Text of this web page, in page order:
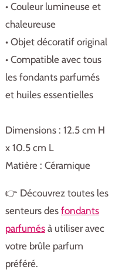
• Couleur lumineuse et
chaleureuse
• Objet décoratif original
• Compatible avec tous
les fondants parfumés
et huiles essentielles
Dimensions : 12.5 cm H
x 10.5 cm L
Matière : Céramique
👉 Découvrez toutes les
senteurs des fondants
parfumés à utiliser avec
votre brûle parfum
préféré.